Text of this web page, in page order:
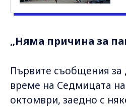
„Няма причина за
Първите съобщения за
време на Седмицата
октомври, заедно с